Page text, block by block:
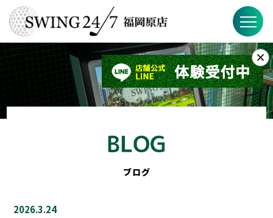
お知らせ
SWING24/7とは？
料金
ブログ
2026.3.24
×